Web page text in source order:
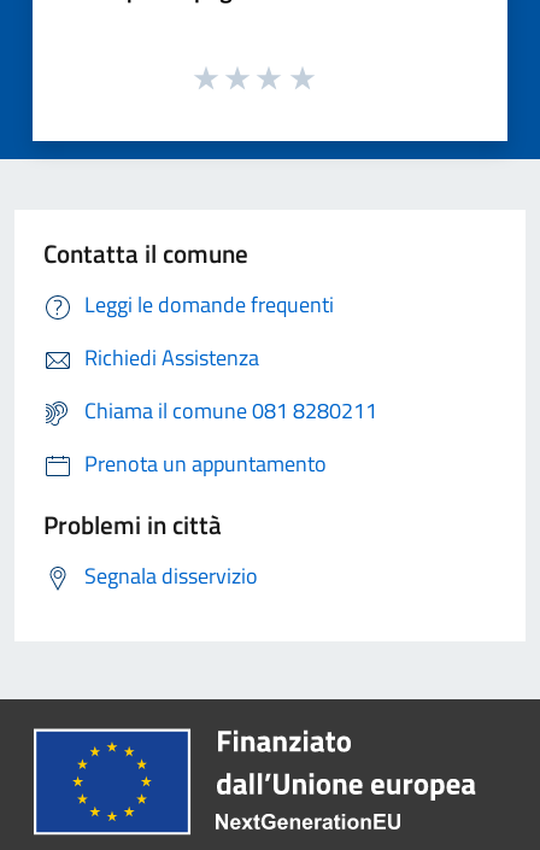
Contatta il comune
Leggi le domande frequenti
Richiedi Assistenza
Chiama il comune 081 8280211
Prenota un appuntamento
Problemi in città
Segnala disservizio